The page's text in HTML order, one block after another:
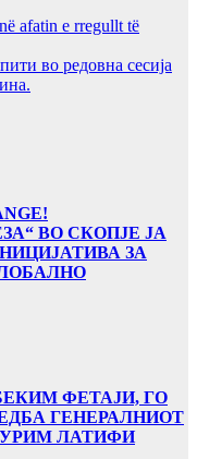
afatin e rregullt të
во редовна сесија
ВО СКОПЈЕ ЈА
ЗА
ФЕТАЈИ, ГО
ГЕНЕРАЛНИОТ
ЛАТИФИ